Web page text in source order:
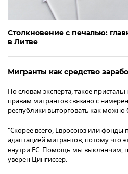
Столкновение с печалью:
в Литве
Мигранты как средство
По словам эксперта, такое
правам мигрантов связано с
республики выторговать как
"Скорее всего, Евросоюз или фонды
адаптацией мигрантов, потому что
внутри ЕС. Помощь мы выклянчим,
уверен Цингиссер.